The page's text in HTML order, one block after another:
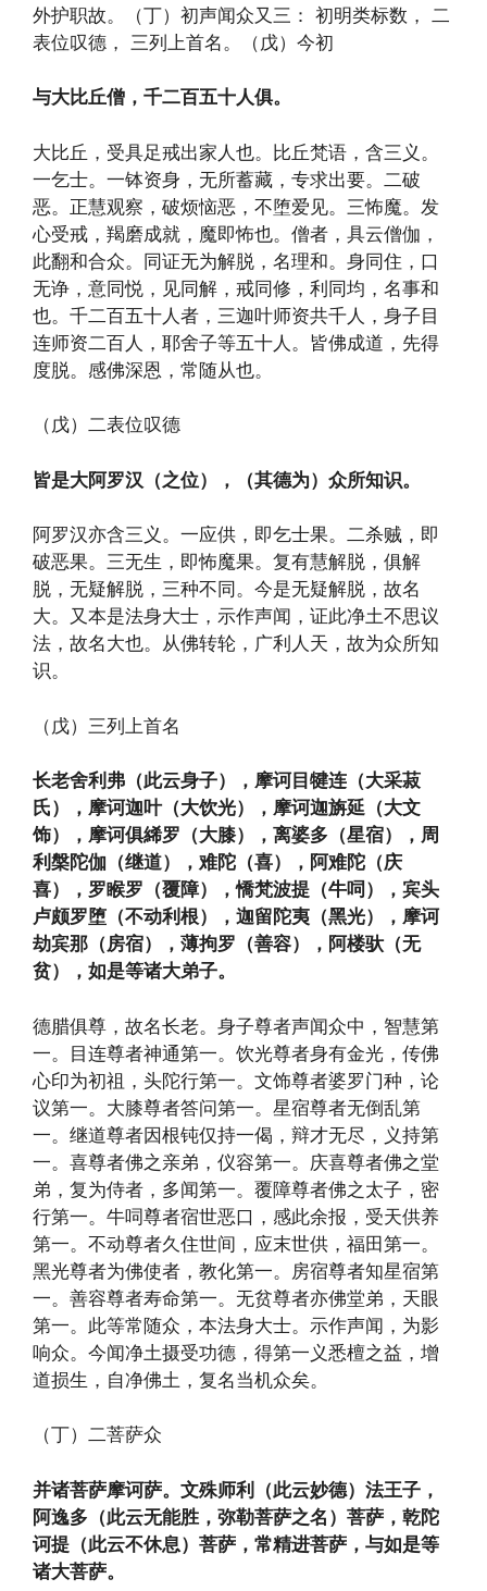
外护职故。（丁）初声闻众又三： 初明类标数， 二
表位叹德， 三列上首名。（戊）今初
与大比丘僧，千二百五十人俱。
大比丘，受具足戒出家人也。比丘梵语，含三义。
一乞士。一钵资身，无所蓄藏，专求出要。二破
恶。正慧观察，破烦恼恶，不堕爱见。三怖魔。发
心受戒，羯磨成就，魔即怖也。僧者，具云僧伽，
此翻和合众。同证无为解脱，名理和。身同住，口
无诤，意同悦，见同解，戒同修，利同均，名事和
也。千二百五十人者，三迦叶师资共千人，身子目
连师资二百人，耶舍子等五十人。皆佛成道，先得
度脱。感佛深恩，常随从也。
（戊）二表位叹德
皆是大阿罗汉（之位），（其德为）众所知识。
阿罗汉亦含三义。一应供，即乞士果。二杀贼，即
破恶果。三无生，即怖魔果。复有慧解脱，俱解
脱，无疑解脱，三种不同。今是无疑解脱，故名
大。又本是法身大士，示作声闻，证此净土不思议
法，故名大也。从佛转轮，广利人天，故为众所知
识。
（戊）三列上首名
长老舍利弗（此云身子），摩诃目犍连（大采菽
氏），摩诃迦叶（大饮光），摩诃迦旃延（大文
饰），摩诃俱絺罗（大膝），离婆多（星宿），周
利槃陀伽（继道），难陀（喜），阿难陀（庆
喜），罗睺罗（覆障），憍梵波提（牛呞），宾头
卢颇罗堕（不动利根），迦留陀夷（黑光），摩诃
劫宾那（房宿），薄拘罗（善容），阿楼驮（无
贫），如是等诸大弟子。
德腊俱尊，故名长老。身子尊者声闻众中，智慧第
一。目连尊者神通第一。饮光尊者身有金光，传佛
心印为初祖，头陀行第一。文饰尊者婆罗门种，论
议第一。大膝尊者答问第一。星宿尊者无倒乱第
一。继道尊者因根钝仅持一偈，辩才无尽，义持第
一。喜尊者佛之亲弟，仪容第一。庆喜尊者佛之堂
弟，复为侍者，多闻第一。覆障尊者佛之太子，密
行第一。牛呞尊者宿世恶口，感此余报，受天供养
第一。不动尊者久住世间，应末世供，福田第一。
黑光尊者为佛使者，教化第一。房宿尊者知星宿第
一。善容尊者寿命第一。无贫尊者亦佛堂弟，天眼
第一。此等常随众，本法身大士。示作声闻，为影
响众。今闻净土摄受功德，得第一义悉檀之益，增
道损生，自净佛土，复名当机众矣。
（丁）二菩萨众
并诸菩萨摩诃萨。文殊师利（此云妙德）法王子，
阿逸多（此云无能胜，弥勒菩萨之名）菩萨，乾陀
诃提（此云不休息）菩萨，常精进菩萨，与如是等
诸大菩萨。